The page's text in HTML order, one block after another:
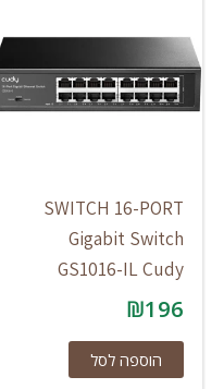
SWITCH 16-PORT
Gigabit Switch
GS1016-IL Cudy
₪196
הוספה לסל